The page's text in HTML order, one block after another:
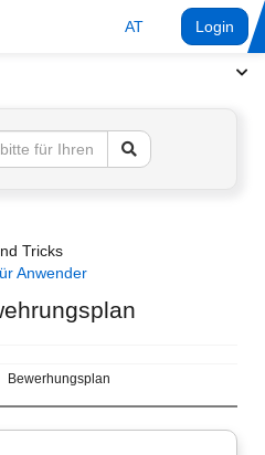
AT Login
Tricks
Anwender
Bewerhungsplan